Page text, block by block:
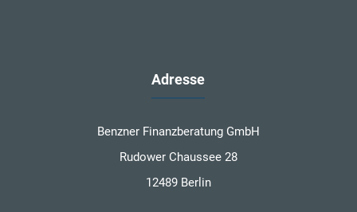
Adresse
Benzner Finanzberatung GmbH
Rudower Chaussee 28
12489 Berlin